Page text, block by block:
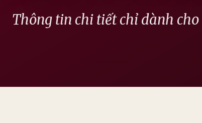
Thông tin chi tiết chỉ dành